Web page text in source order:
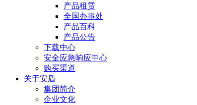
产品租赁
全国办事处
产品百科
产品公告
下载中心
安全应急响应中心
购买渠道
关于安盾
集团简介
企业文化